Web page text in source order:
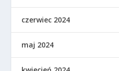
czerwiec 2024
maj 2024